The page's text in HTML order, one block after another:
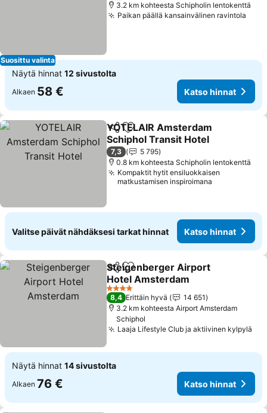
Suosittu valinta
3.2 km kohteesta Schipholin lentokenttä
Paikan päällä kansainvälinen ravintola
Näytä hinnat 12 sivustolta
Alkaen 58 € Katso hinnat
Jaa Lisää suosikkeihin
YOTELAIR Amsterdam
Schiphol Transit Hotel
Katso hinnat
7,3
5 795
0.8 km kohteesta Schipholin lentokenttä
Kompaktit hytit ensiluokkaisen
matkustamisen inspiroimana
Valitse päivät nähdäksesi tarkat hinnat Katso hinnat
Jaa Lisää suosikkeihin
Steigenberger Airport
Hotel Amsterdam
Katso hinnat
4 Tähtiluokitus
8,4 Erittäin hyvä
14 651
3.2 km kohteesta Airport Amsterdam
Schiphol
Laaja Lifestyle Club ja aktiivinen kylpylä
Näytä hinnat 14 sivustolta
Alkaen 76 € Katso hinnat